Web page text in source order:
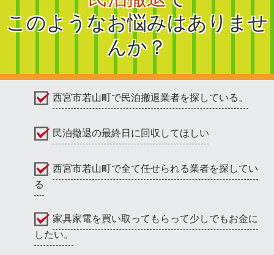
このようなお悩みはありませ
んか？
西宮市若山町で民泊撤退業者を探している。
民泊撤退の最終日に回収してほしい
西宮市若山町で全て任せられる業者を探してい
る
家具家電を買い取ってもらって少しでもお金に
したい。